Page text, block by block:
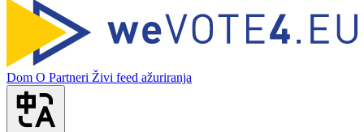
Dom O Partneri Živi feed ažuriranja